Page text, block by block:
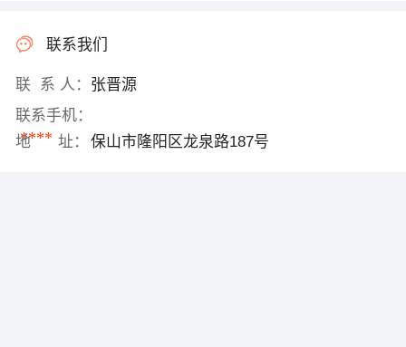
联系我们
联 系 人： 张晋源
联系手机：
****
地 址： 保山市隆阳区龙泉路187号